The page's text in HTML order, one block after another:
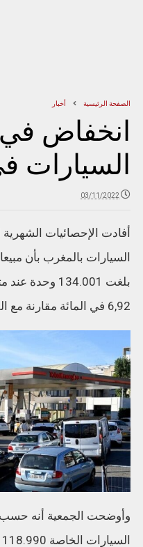
الصفحة الرئيسية أخبار
انخفاض
السيارات
03/11/2022
أفادت الإحصائيات
السيارات بالمغرب بأن
6,92 في المائة مقارنة مع الفترة ذاتها من السنة الماضية.
وأوضحت الجمعية أنه